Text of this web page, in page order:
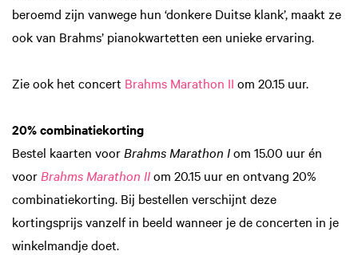
beroemd zijn vanwege hun ‘donkere Duitse klank’, maakt ze
ook van Brahms’ pianokwartetten een unieke ervaring.
Zie ook het concert Brahms Marathon II om 20.15 uur.
20% combinatiekorting
Bestel kaarten voor Brahms Marathon Iom 15.00 uur én
voor Brahms Marathon IIom 20.15 uur en ontvang 20%
combinatiekorting. Bij bestellen verschijnt deze
kortingsprijs vanzelf in beeld wanneer je de concerten in je
winkelmandje doet.